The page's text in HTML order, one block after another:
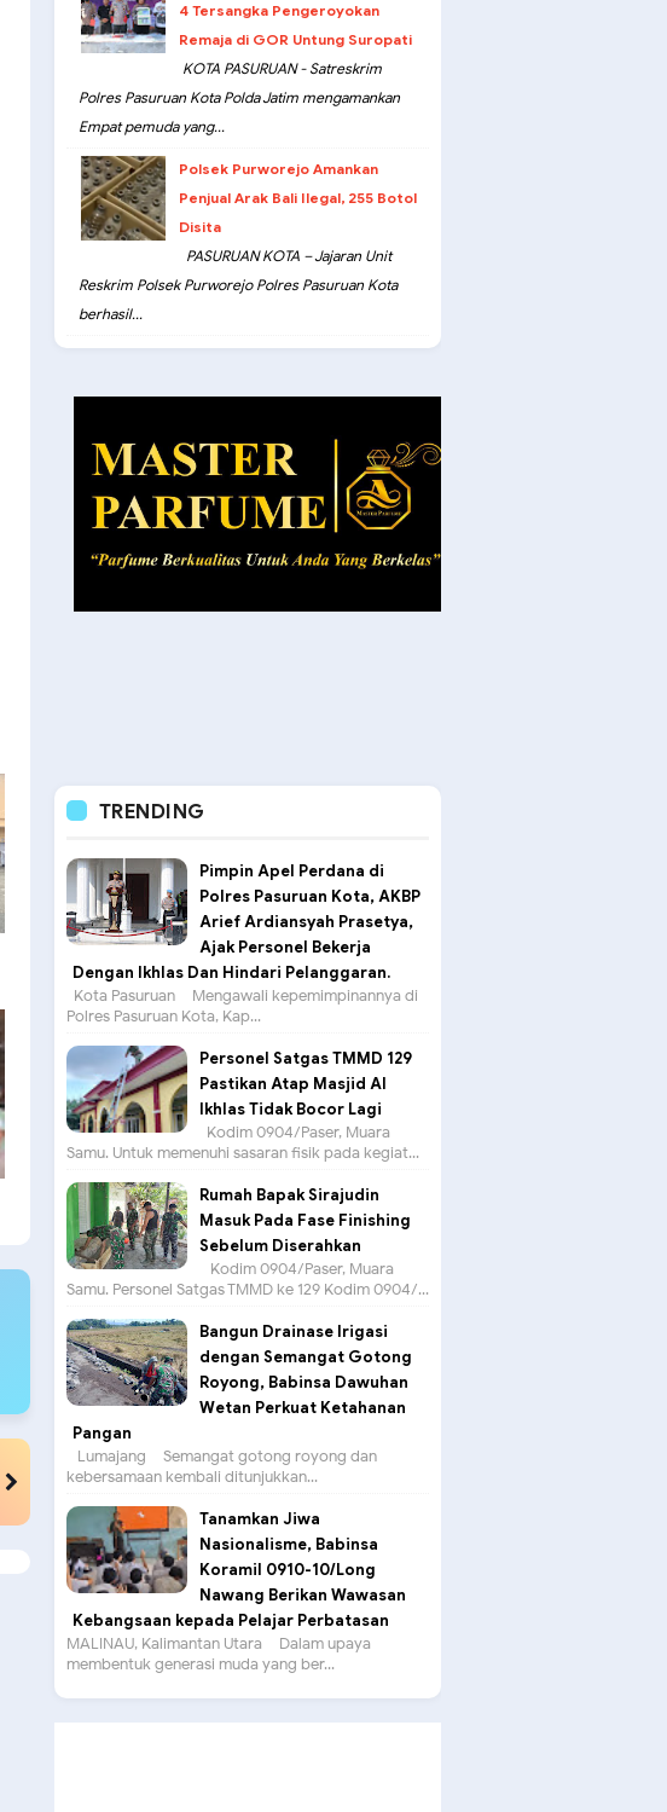
4 Tersangka Pengeroyokan
Remaja di GOR Untung Suropati
KOTA PASURUAN - Satreskrim
Polres Pasuruan Kota Polda Jatim mengamankan
Empat pemuda yang...
Polsek Purworejo Amankan
Penjual Arak Bali Ilegal, 255 Botol
Disita
PASURUAN KOTA – Jajaran Unit
Reskrim Polsek Purworejo Polres Pasuruan Kota
berhasil...
TRENDING
Pimpin Apel Perdana di
Polres Pasuruan Kota, AKBP
Arief Ardiansyah Prasetya,
Ajak Personel Bekerja
Dengan Ikhlas Dan Hindari Pelanggaran.
Kota Pasuruan – Mengawali kepemimpinannya di
Polres Pasuruan Kota, Kap...
Personel Satgas TMMD 129
Pastikan Atap Masjid Al
Ikhlas Tidak Bocor Lagi
Kodim 0904/Paser, Muara
Samu. Untuk memenuhi sasaran fisik pada kegiat...
Rumah Bapak Sirajudin
Masuk Pada Fase Finishing
Sebelum Diserahkan
Kodim 0904/Paser, Muara
Samu. Personel Satgas TMMD ke 129 Kodim 0904/...
Bangun Drainase Irigasi
dengan Semangat Gotong
Royong, Babinsa Dawuhan
Wetan Perkuat Ketahanan
Pangan
Lumajang – Semangat gotong royong dan
kebersamaan kembali ditunjukkan...
Tanamkan Jiwa
Nasionalisme, Babinsa
Koramil 0910-10/Long
Nawang Berikan Wawasan
Kebangsaan kepada Pelajar Perbatasan
MALINAU, Kalimantan Utara – Dalam upaya
membentuk generasi muda yang ber...